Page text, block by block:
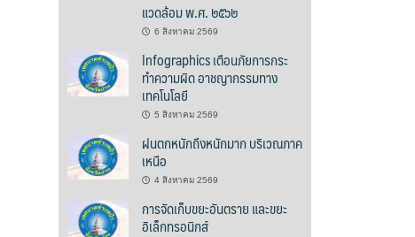
แวดล้อม พ.ศ. ๒๕๖๒
6 สิงหาคม 2569
Infographics เตือนภัยการกระ
ทำความผิด อาชญากรรมทาง
เทคโนโลยี
5 สิงหาคม 2569
ฝนตกหนักถึงหนักมาก บริเวณภาค
เหนือ
4 สิงหาคม 2569
การจัดเก็บขยะอันตราย และขยะ
อิเล็กทรอนิกส์